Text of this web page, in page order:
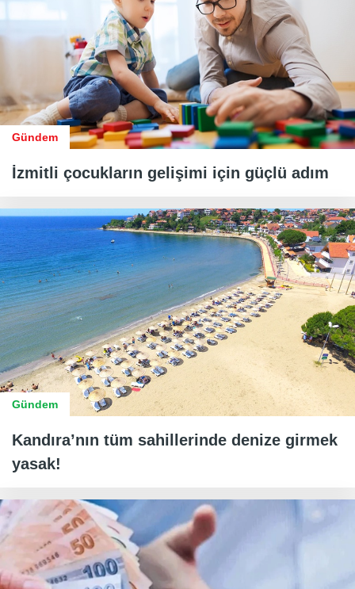
Gündem
İzmitli çocukların gelişimi için güçlü adım
Gündem
Kandıra’nın tüm sahillerinde denize girmek
yasak!